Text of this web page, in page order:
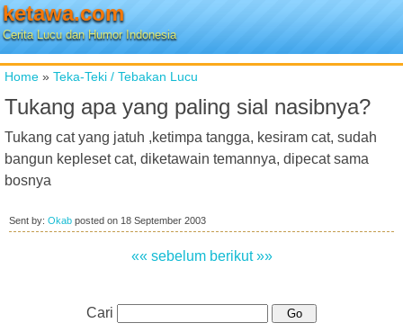
ketawa.com
Cerita Lucu dan Humor Indonesia
Home » Teka-Teki / Tebakan Lucu
Tukang apa yang paling sial nasibnya?
Tukang cat yang jatuh ,ketimpa tangga, kesiram cat, sudah
bangun kepleset cat, diketawain temannya, dipecat sama
bosnya
Sent by: Okab posted on 18 September 2003
«« sebelum berikut »»
Cari